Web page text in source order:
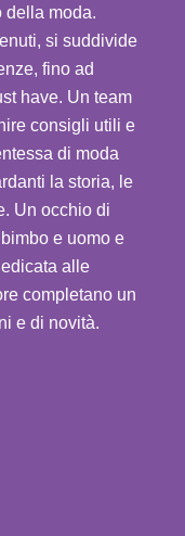
della moda.
si suddivide
fino ad
have. Un team
consigli utili e
di moda
la storia, le
Un occhio di
e uomo e
alle
completano un
e di novità.